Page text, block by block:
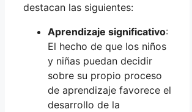
destacan las siguientes:
Aprendizaje significativo:
El hecho de que los niños
y niñas puedan decidir
sobre su propio proceso
de aprendizaje favorece el
desarrollo de la